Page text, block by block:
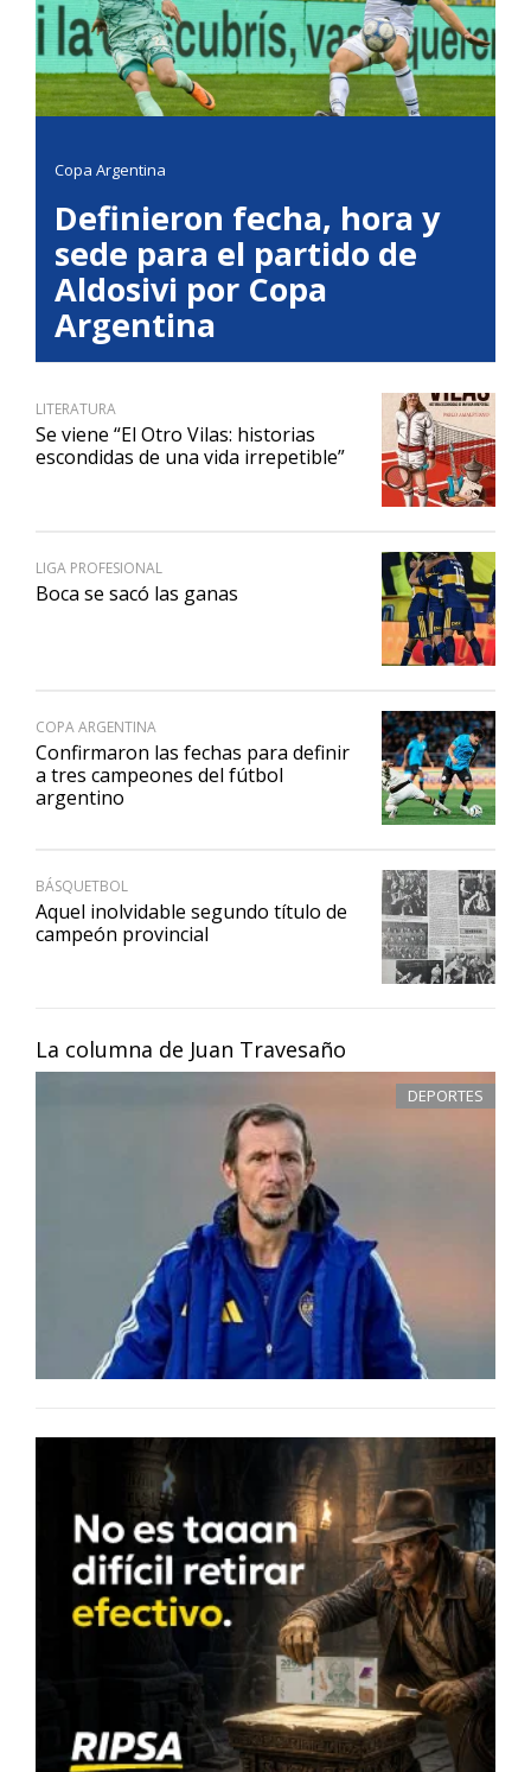
La columna de Juan Travesaño
DEPORTES
Copa Argentina
Definieron fecha, hora y
sede para el partido de
Aldosivi por Copa
Argentina
LITERATURA
Se viene “El Otro Vilas: historias
escondidas de una vida irrepetible”
LIGA PROFESIONAL
Boca se sacó las ganas
COPA ARGENTINA
Confirmaron las fechas para definir
a tres campeones del fútbol
argentino
BÁSQUETBOL
Aquel inolvidable segundo título de
campeón provincial